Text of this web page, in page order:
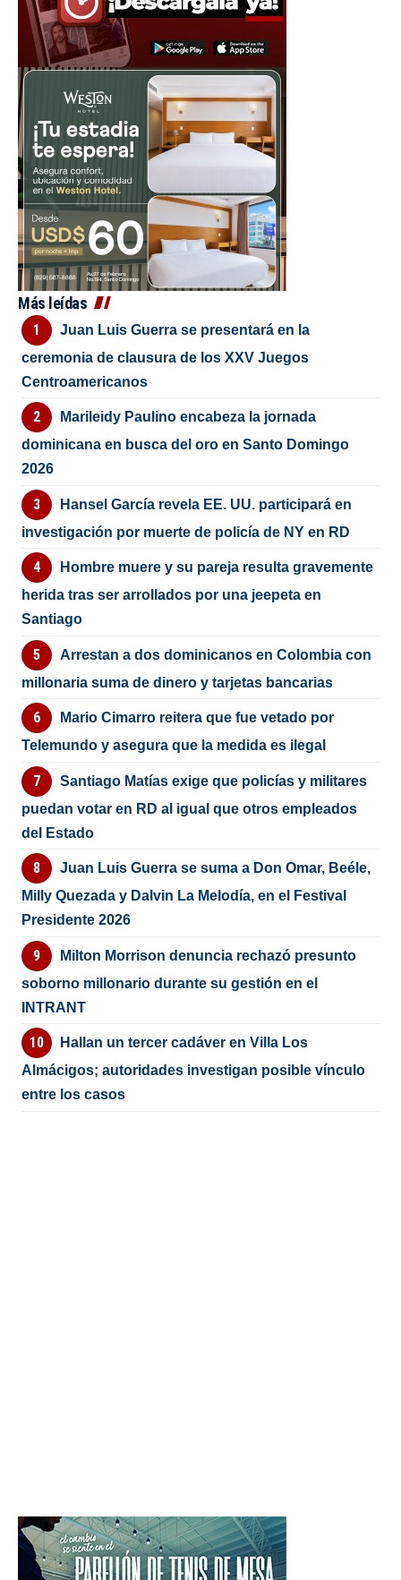
Más leídas
Juan Luis Guerra se presentará en la
ceremonia de clausura de los XXV Juegos
Centroamericanos
Marileidy Paulino encabeza la jornada
dominicana en busca del oro en Santo Domingo
2026
Hansel García revela EE. UU. participará en
investigación por muerte de policía de NY en RD
Hombre muere y su pareja resulta gravemente
herida tras ser arrollados por una jeepeta en
Santiago
Arrestan a dos dominicanos en Colombia con
millonaria suma de dinero y tarjetas bancarias
Mario Cimarro reitera que fue vetado por
Telemundo y asegura que la medida es ilegal
Santiago Matías exige que policías y militares
puedan votar en RD al igual que otros empleados
del Estado
Juan Luis Guerra se suma a Don Omar, Beéle,
Milly Quezada y Dalvin La Melodía, en el Festival
Presidente 2026
Milton Morrison denuncia rechazó presunto
soborno millonario durante su gestión en el
INTRANT
Hallan un tercer cadáver en Villa Los
Almácigos; autoridades investigan posible vínculo
entre los casos